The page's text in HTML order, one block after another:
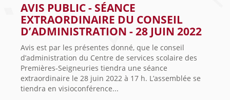
AVIS PUBLIC - SÉANCE
EXTRAORDINAIRE DU CONSEIL
D’ADMINISTRATION - 28 JUIN 2022
Avis est par les présentes donné, que le conseil
d’administration du Centre de services scolaire des
Premières-Seigneuries tiendra une séance
extraordinaire le 28 juin 2022 à 17 h. L’assemblée se
tiendra en visioconférence...